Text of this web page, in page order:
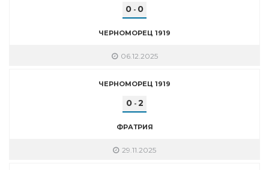
0 - 0
ЧЕРНОМОРЕЦ 1919
06.12.2025
ЧЕРНОМОРЕЦ 1919
0- 2
ФРАТРИЯ
29.11.2025